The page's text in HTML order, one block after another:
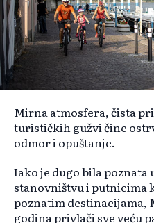
Mirna atmosfera, čista
turističkih gužvi čine
odmor i opuštanje.
Iako je dugo bila
stanovništvu i putnicima
poznatim destinacijama,
godina privlači sve veću